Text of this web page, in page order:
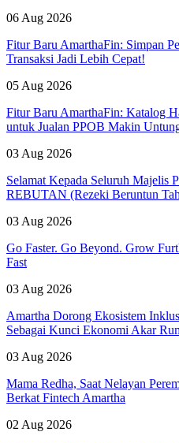
06 Aug 2026
Fitur Baru AmarthaFin: Simpan
Transaksi Jadi Lebih Cepat!
05 Aug 2026
Fitur Baru AmarthaFin: Katalog
untuk Jualan PPOB Makin
03 Aug 2026
Selamat Kepada Seluruh Majelis
REBUTAN (Rezeki Beruntun
03 Aug 2026
Go Faster. Go Beyond. Grow
Fast
03 Aug 2026
Amartha Dorong Ekosistem
Sebagai Kunci Ekonomi Akar
03 Aug 2026
Mama Redha, Saat Nelayan
Berkat Fintech Amartha
02 Aug 2026